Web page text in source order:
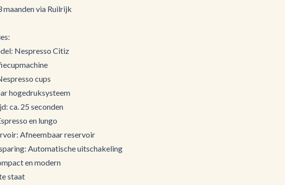
maanden via Ruilrijk
Nespresso Citiz
cups
hogedruksysteem
ca. 25 seconden
en lungo
Afneembaar reservoir
Automatische uitschakeling
en modern
staat